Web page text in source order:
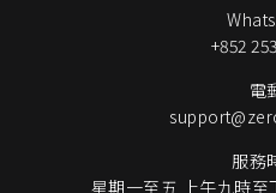
+852
電
服務
星期一至五 上午九時